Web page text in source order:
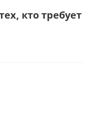
кто требует